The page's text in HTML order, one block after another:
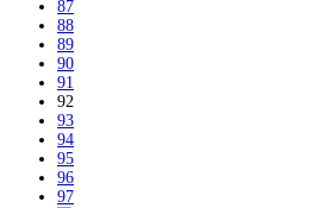
87
88
89
90
91
92
93
94
95
96
97